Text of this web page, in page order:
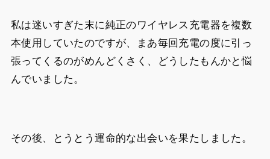
私は迷いすぎた末に純正のワイヤレス充電器を複数
本使用していたのですが、まあ毎回充電の度に引っ
張ってくるのがめんどくさく、どうしたもんかと悩
んでいました。
その後、とうとう運命的な出会いを果たしました。